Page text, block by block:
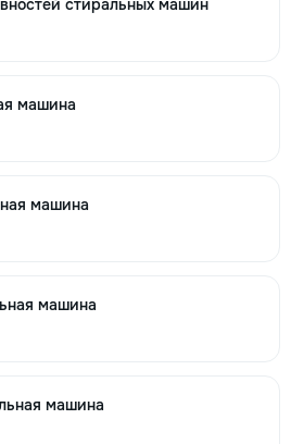
стиральных машин
машина
машина
машина
машина